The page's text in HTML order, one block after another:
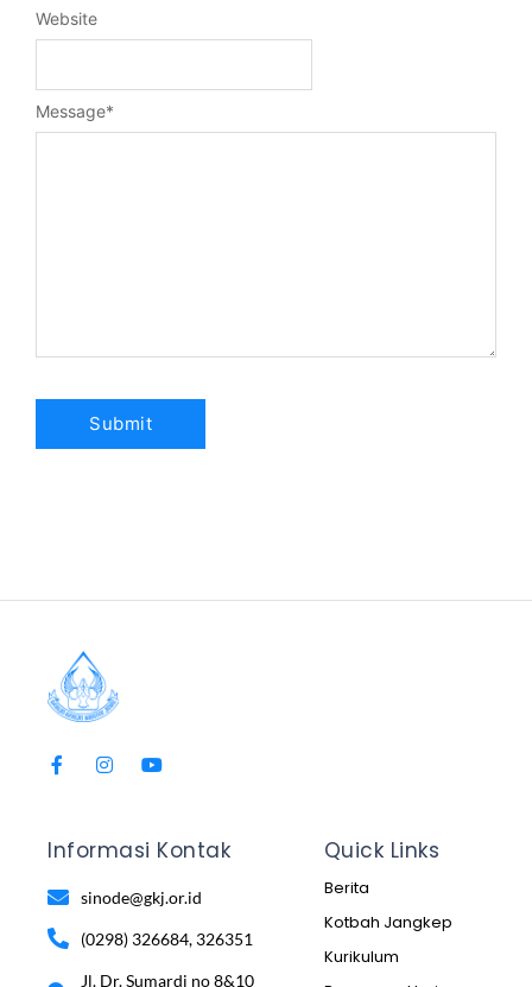
Message*
Website
Informasi Kontak
sinode@gkj.or.id
(0298) 326684, 326351
Jl. Dr. Sumardi no 8&10
Quick Links
Berita
Kotbah Jangkep
Kurikulum